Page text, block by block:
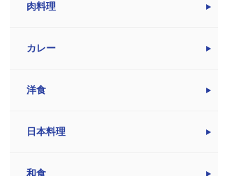
肉料理
カレー
洋食
日本料理
和食